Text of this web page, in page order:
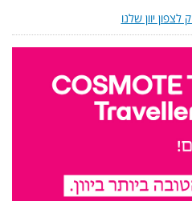
לצפון יוון שלנו